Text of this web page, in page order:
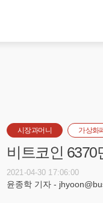
시장과머니 가상화폐
비트코인 6370
2021-04-30 17:06:00
윤종학 기자 -